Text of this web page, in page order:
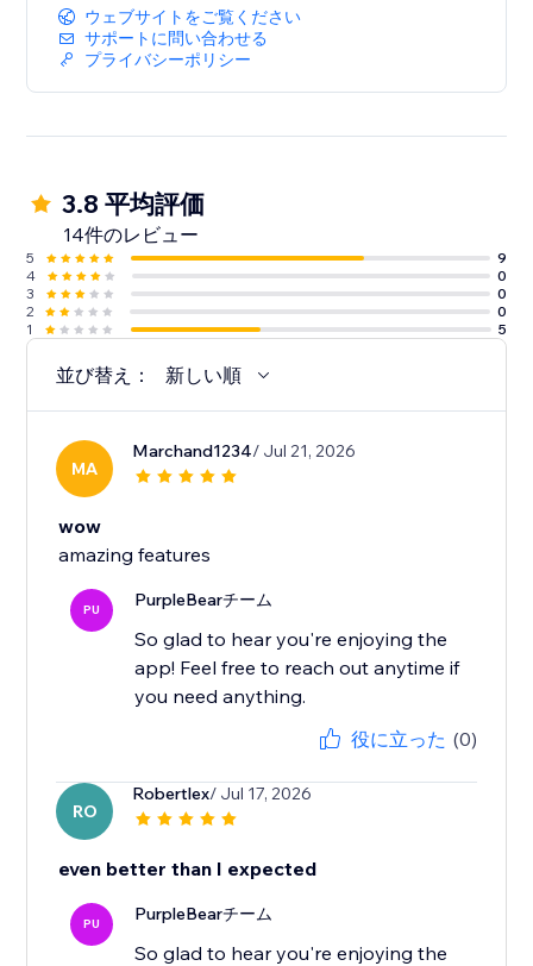
ウェブサイトをご覧ください
サポートに問い合わせる
プライバシーポリシー
3.8 平均評価
14件のレビュー
5
9
4
0
3
0
2
0
1
5
並び替え： 新しい順
MA
Marchand1234/ Jul 21, 2026
wow
amazing features
PU PurpleBearチーム
So glad to hear you're enjoying the
app! Feel free to reach out anytime if
you need anything.
役に立った (0)
RO
Robertlex/ Jul 17, 2026
even better than I expected
PU PurpleBearチーム
So glad to hear you're enjoying the